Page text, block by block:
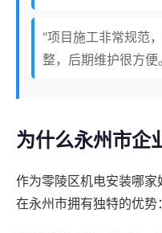
"项目施工非常规范
整，后期维护很方便
为什么永州市企
作为零陵区机电安装哪
在永州市拥有独特的优势：